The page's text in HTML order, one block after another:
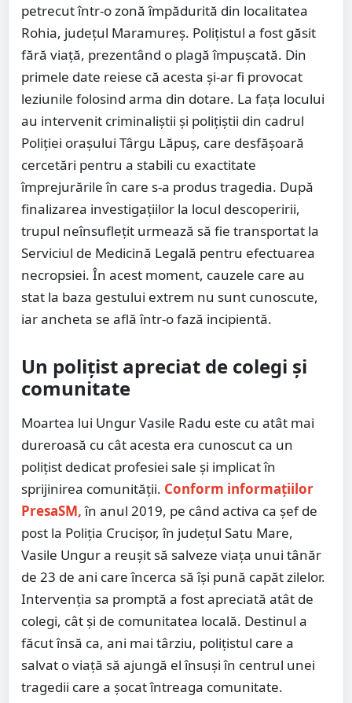
petrecut într-o zonă împădurită din localitatea
Rohia, județul Maramureș. Polițistul a fost găsit
fără viață, prezentând o plagă împușcată. Din
primele date reiese că acesta și-ar fi provocat
leziunile folosind arma din dotare. La fața locului
au intervenit criminaliștii și polițiștii din cadrul
Poliției orașului Târgu Lăpuș, care desfășoară
cercetări pentru a stabili cu exactitate
împrejurările în care s-a produs tragedia. După
finalizarea investigațiilor la locul descoperirii,
trupul neînsuflețit urmează să fie transportat la
Serviciul de Medicină Legală pentru efectuarea
necropsiei. În acest moment, cauzele care au
stat la baza gestului extrem nu sunt cunoscute,
iar ancheta se află într-o fază incipientă.
Un polițist apreciat de colegi și
comunitate
Moartea lui Ungur Vasile Radu este cu atât mai
dureroasă cu cât acesta era cunoscut ca un
polițist dedicat profesiei sale și implicat în
sprijinirea comunității. Conform informațiilor
PresaSM,în anul 2019, pe când activa ca șef de
post la Poliția Crucișor, în județul Satu Mare,
Vasile Ungur a reușit să salveze viața unui tânăr
de 23 de ani care încerca să își pună capăt zilelor.
Intervenția sa promptă a fost apreciată atât de
colegi, cât și de comunitatea locală. Destinul a
făcut însă ca, ani mai târziu, polițistul care a
salvat o viață să ajungă el însuși în centrul unei
tragedii care a șocat întreaga comunitate.